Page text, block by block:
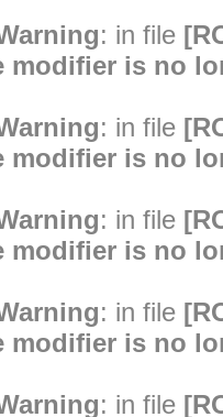
: in file
modifier is no
: in file
modifier is no
: in file
modifier is no
: in file
modifier is no
: in file